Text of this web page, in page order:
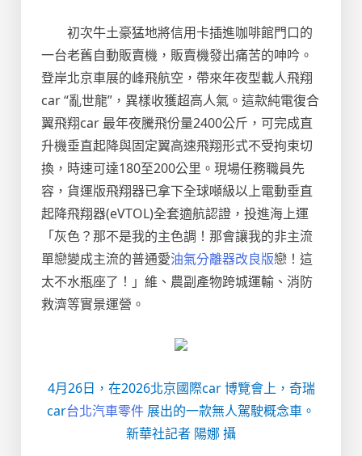
初次牛土豪猛地將信用卡插進咖啡館門口的
一台老舊自動販賣機，販賣機發出痛苦的呻吟。
登岸北京車展的峰飛航空，帶來年夜型載人飛翔
car “亂世龍”，異樣收獲超高人氣。這款純電復合
翼飛翔car 最年夜騰飛份量2400公斤，可完成直
升機垂直起降與固定翼高速飛翔形式不受拘束切
換，時速可達180至200公里。現場任務職員先
容，貨運版飛翔器已拿下全球噸級以上電動垂直
起降飛翔器(eVTOL)全套適航認證，投進海上運
「灰色？那不是我的主色調！那會讓我的非主流
單戀變成主流的普通愛油氣分離器改良版戀！這
太不水瓶座了！」維、農副產物跨城運輸、消防
救濟等實景運營。
4月26日，在2026北京國際car 博覽會上，奇瑞
car台北汽車零件 展出的一款無人駕駛概念車。
新華社記者 陽娜 攝